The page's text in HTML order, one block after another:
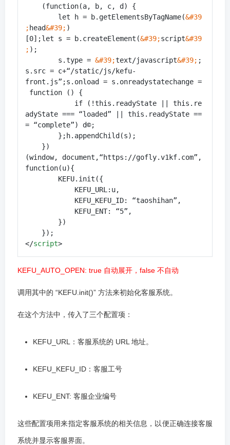
(function(a, b, c, d) {
let h = b.getElementsByTagName(&#39
; head&#39; )
[0];let s = b.createElement(&#39;script&#39
; );
s.type = &#39;text/javascript&#39; ;
s.src = c+“/static/js/kefu-
front.js”;s.onload = s.onreadystatechange =
function () {
if (!this.readyState || this.re
adyState === “loaded” || this.readyState ==
= “complete”) d©;
};h.appendChild(s);
})
(window, document,“https://gofly.v1kf.com”,
function(u){
KEFU.init({
KEFU_URL:u,
KEFU_KEFU_ID: “taoshihan”,
KEFU_ENT: “5”,
})
</script>
KEFU_AUTO_OPEN: true 自动展开，false 不自动
调用其中的 “KEFU.init()” 方法来初始化客服系统。
在这个方法中，传入了三个配置项：
KEFU_URL：客服系统的 URL 地址。
KEFU_KEFU_ID：客服工号
KEFU_ENT: 客服企业编号
这些配置项用来指定客服系统的相关信息，以便正确连接客服
系统并显示客服界面。